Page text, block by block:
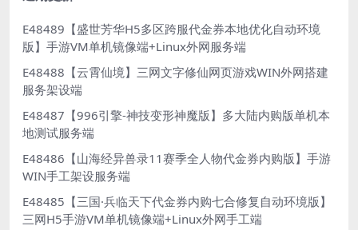
E48489【盛世芳华H5多区跨服代金券本地优化自动环境
版】手游VM单机镜像端+Linux外网服务端
E48488【云霄仙境】三网文字修仙网页游戏WIN外网搭建
服务架设端
E48487【996引擎-神技变形神魔版】多大陆内购版单机本
地测试服务端
E48486【山海经异兽录11赛季全人物代金券内购版】手游
WIN手工架设服务端
E48485【三国·兵临天下代金券内购七合修复自动环境版】
三网H5手游VM单机镜像端+Linux外网手工端